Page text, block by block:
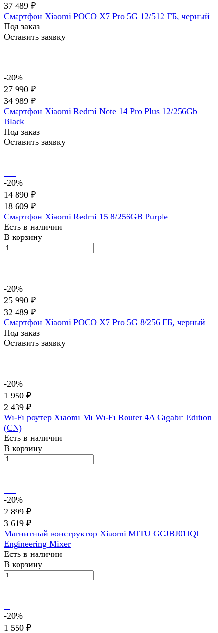
37 489 ₽
Смартфон Xiaomi POCO X7 Pro 5G 12/512 ГБ, черный
Под заказ
Оставить заявку
-20%
27 990 ₽
34 989 ₽
Смартфон Xiaomi Redmi Note 14 Pro Plus 12/256Gb
Black
Под заказ
Оставить заявку
-20%
14 890 ₽
18 609 ₽
Смартфон Xiaomi Redmi 15 8/256GB Purple
Есть в наличии
В корзину
-20%
25 990 ₽
32 489 ₽
Смартфон Xiaomi POCO X7 Pro 5G 8/256 ГБ, черный
Под заказ
Оставить заявку
-20%
1 950 ₽
2 439 ₽
Wi-Fi роутер Xiaomi Mi Wi-Fi Router 4A Gigabit Edition
(CN)
Есть в наличии
В корзину
-20%
2 899 ₽
3 619 ₽
Магнитный конструктор Xiaomi MITU GCJBJ01IQI
Engineering Mixer
Есть в наличии
В корзину
-20%
1 550 ₽